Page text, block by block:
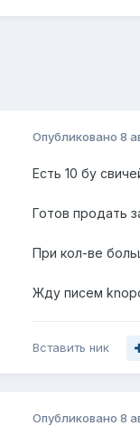
Опубликовано 8
Есть 10 бу
Готов продать
При кол-ве
Жду писем
Вставить ник
Опубликовано 8